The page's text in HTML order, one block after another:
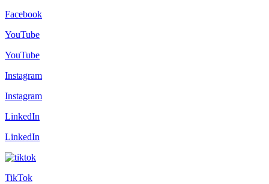
Facebook
YouTube
YouTube
Instagram
Instagram
LinkedIn
LinkedIn
TikTok